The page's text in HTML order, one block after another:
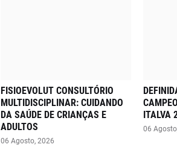
FISIOEVOLUT CONSULTÓRIO
MULTIDISCIPLINAR: CUIDANDO
DA SAÚDE DE CRIANÇAS E
ADULTOS
06 Agosto, 2026
ITALVA
06